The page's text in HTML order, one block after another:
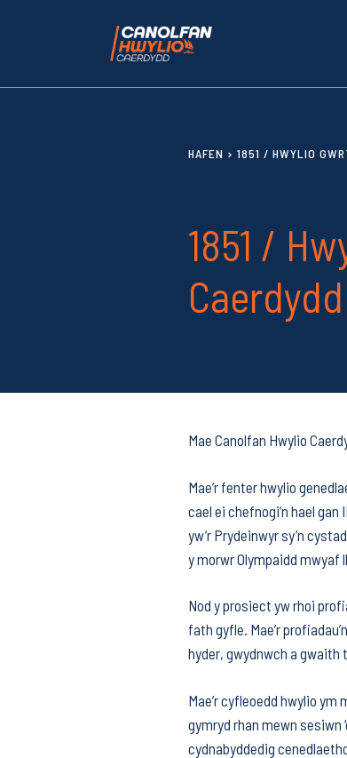
HAFEN 1851 / HWYLIO
1851 /
Caerdydd
Mae Canolfan Hwylio
Mae’r fenter hwylio
cael ei chefnogi’n hael gan
yw’r Prydeinwyr sy’n
y morwr Olympaidd mwyaf
Nod y prosiect yw rhoi
fath gyfle. Mae’r
hyder, gwydnwch a gwaith
Mae’r cyfleoedd hwylio ym
gymryd rhan mewn sesiwn
cydnabyddedig